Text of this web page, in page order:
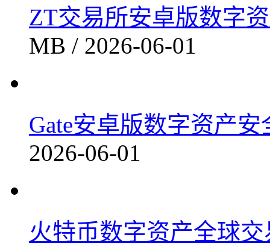
ZT交易所安卓版数字
MB / 2026-06-01
Gate安卓版数字资产
2026-06-01
火特币数字资产全球